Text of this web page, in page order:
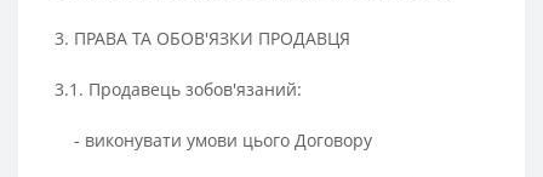
3. ПРАВА ТА ОБОВ'ЯЗКИ ПРОДАВЦЯ
3.1. Продавець зобов'язаний:
- виконувати умови цього Договору